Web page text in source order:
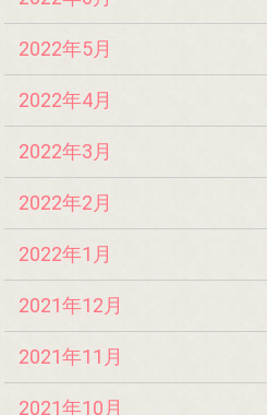
2022年5月
2022年4月
2022年3月
2022年2月
2022年1月
2021年12月
2021年11月
2021年10月